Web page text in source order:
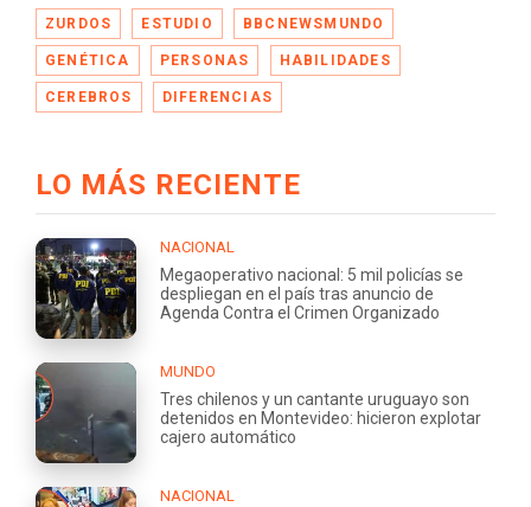
ZURDOS ESTUDIO BBCNEWSMUNDO
GENÉTICA PERSONAS HABILIDADES
CEREBROS DIFERENCIAS
LO MÁS RECIENTE
NACIONAL
Megaoperativo nacional: 5 mil policías se
despliegan en el país tras anuncio de
Agenda Contra el Crimen Organizado
MUNDO
Tres chilenos y un cantante uruguayo son
detenidos en Montevideo: hicieron explotar
cajero automático
NACIONAL